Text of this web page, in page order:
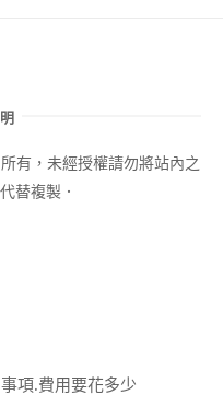
有，未經授權請勿將站內之
替複製．
項.費用要花多少